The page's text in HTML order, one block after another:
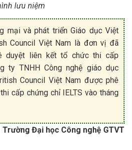
lưu niệm
mại và phát triển Giáo dục Việt
Council Việt Nam là đơn vị đã
duyệt liên kết tổ chức thi cấp
ty TNHH Công nghệ giáo dục
Council Việt Nam được phê
cấp chứng chỉ IELTS vào tháng
Trường Đại học Công nghệ GTVT